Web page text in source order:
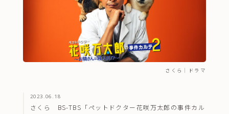
さくら ｜ ドラマ
2023.06.18
さくら BS-TBS「ペットドクター花咲万太郎の事件カル